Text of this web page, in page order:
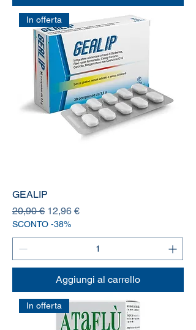
In offerta
GEALIP
Prezzo regolare
20,90 € Prezzo scontato
12,96 €
SCONTO -38%
Aggiungi al carrello
In offerta